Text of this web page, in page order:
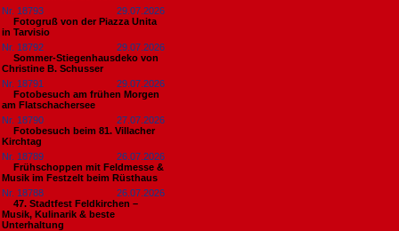
Nr. 18793
29.07.2026
Fotogruß von der Piazza Unita
in Tarvisio
Nr. 18792
29.07.2026
Sommer-Stiegenhausdeko von
Christine B. Schusser
Nr. 18791
29.07.2026
Fotobesuch am frühen Morgen
am Flatschachersee
Nr. 18790
27.07.2026
Fotobesuch beim 81. Villacher
Kirchtag
Nr. 18789
26.07.2026
Frühschoppen mit Feldmesse &
Musik im Festzelt beim Rüsthaus
Nr. 18788
26.07.2026
47. Stadtfest Feldkirchen –
Musik, Kulinarik & beste
Unterhaltung